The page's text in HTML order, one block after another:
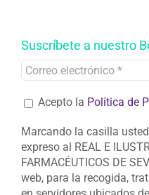
Suscríbete a nuestro
Acepto la Política de
Marcando la casilla
expreso al REAL E
FARMACÉUTICOS DE
web, para la recogida,